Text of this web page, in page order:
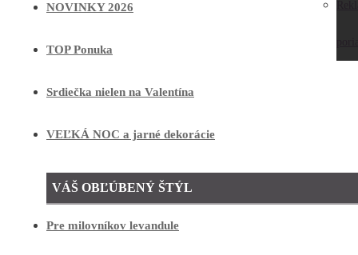
NOVINKY 2026
TOP Ponuka
Srdiečka nielen na Valentína
VEĽKÁ NOC a jarné dekorácie
VÁŠ OBĽÚBENÝ ŠTÝL
Pre milovníkov levandule